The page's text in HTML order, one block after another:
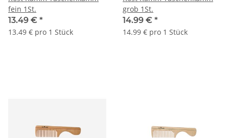
fein 1St.
13.49 € *
13.49 € pro 1 Stück
grob 1St.
14.99 € *
14.99 € pro 1 Stück